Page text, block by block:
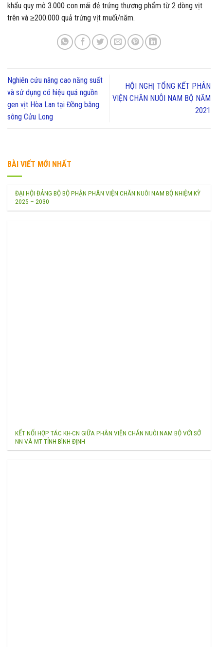
khẩu quy mô 3.000 con mái đẻ trứng thương phẩm từ 2 dòng vịt
trên và ≥200.000 quả trứng vịt muối/năm.
Nghiên cứu nâng cao năng suất
và sử dụng có hiệu quả nguồn
gen vịt Hòa Lan tại Đồng bằng
sông Cửu Long
HỘI NGHỊ TỔNG KẾT PHÂN
VIỆN CHĂN NUÔI NAM BỘ NĂM
2021
BÀI VIẾT MỚI NHẤT
ĐẠI HỘI ĐẢNG BỘ BỘ PHẬN PHÂN VIỆN CHĂN NUÔI NAM BỘ NHIỆM KỲ
2025 – 2030
KẾT NỐI HỢP TÁC KH-CN GIỮA PHÂN VIỆN CHĂN NUÔI NAM BỘ VỚI SỞ
NN VÀ MT TỈNH BÌNH ĐỊNH